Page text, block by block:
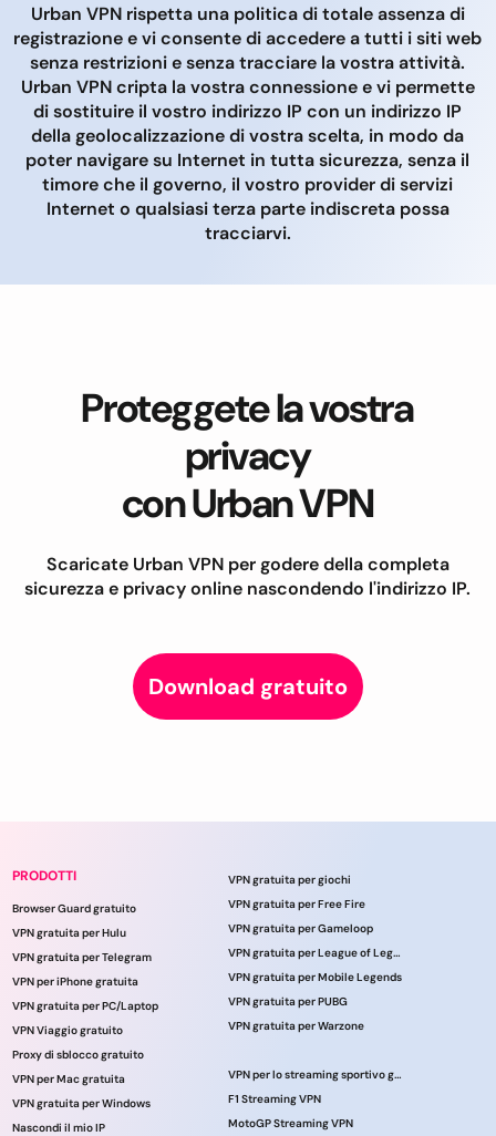
Urban VPN rispetta una politica di totale assenza di
registrazione e vi consente di accedere a tutti i siti web
senza restrizioni e senza tracciare la vostra attività.
Urban VPN cripta la vostra connessione e vi permette
di sostituire il vostro indirizzo IP con un indirizzo IP
della geolocalizzazione di vostra scelta, in modo da
poter navigare su Internet in tutta sicurezza, senza il
timore che il governo, il vostro provider di servizi
Internet o qualsiasi terza parte indiscreta possa
tracciarvi.
Proteggete la vostra
privacy
con Urban VPN
Scaricate Urban VPN per godere della completa
sicurezza e privacy online nascondendo l'indirizzo IP.
Download gratuito
PRODOTTI
Browser Guard gratuito
VPN gratuita per Hulu
VPN gratuita per Telegram
VPN per iPhone gratuita
VPN gratuita per PC/Laptop
VPN Viaggio gratuito
Proxy di sblocco gratuito
VPN per Mac gratuita
VPN gratuita per Windows
Nascondi il mio IP
VPN gratuita per giochi
VPN gratuita per Free Fire
VPN gratuita per Gameloop
VPN gratuita per League of Legends
VPN gratuita per Mobile Legends
VPN gratuita per PUBG
VPN gratuita per Warzone
VPN per lo streaming sportivo gratuito
F1 Streaming VPN
MotoGP Streaming VPN